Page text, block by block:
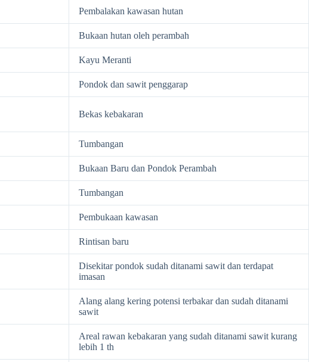
Pembalakan kawasan hutan
Bukaan hutan oleh perambah
Kayu Meranti
Pondok dan sawit penggarap
Bekas kebakaran
Tumbangan
Bukaan Baru dan Pondok Perambah
Tumbangan
Pembukaan kawasan
Rintisan baru
Disekitar pondok sudah ditanami sawit dan terdapat
imasan
Alang alang kering potensi terbakar dan sudah ditanami
sawit
Areal rawan kebakaran yang sudah ditanami sawit kurang
lebih 1 th